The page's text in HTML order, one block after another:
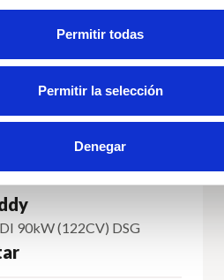
Permitir todas
Permitir la selección
Denegar
90kW (122CV) DSG